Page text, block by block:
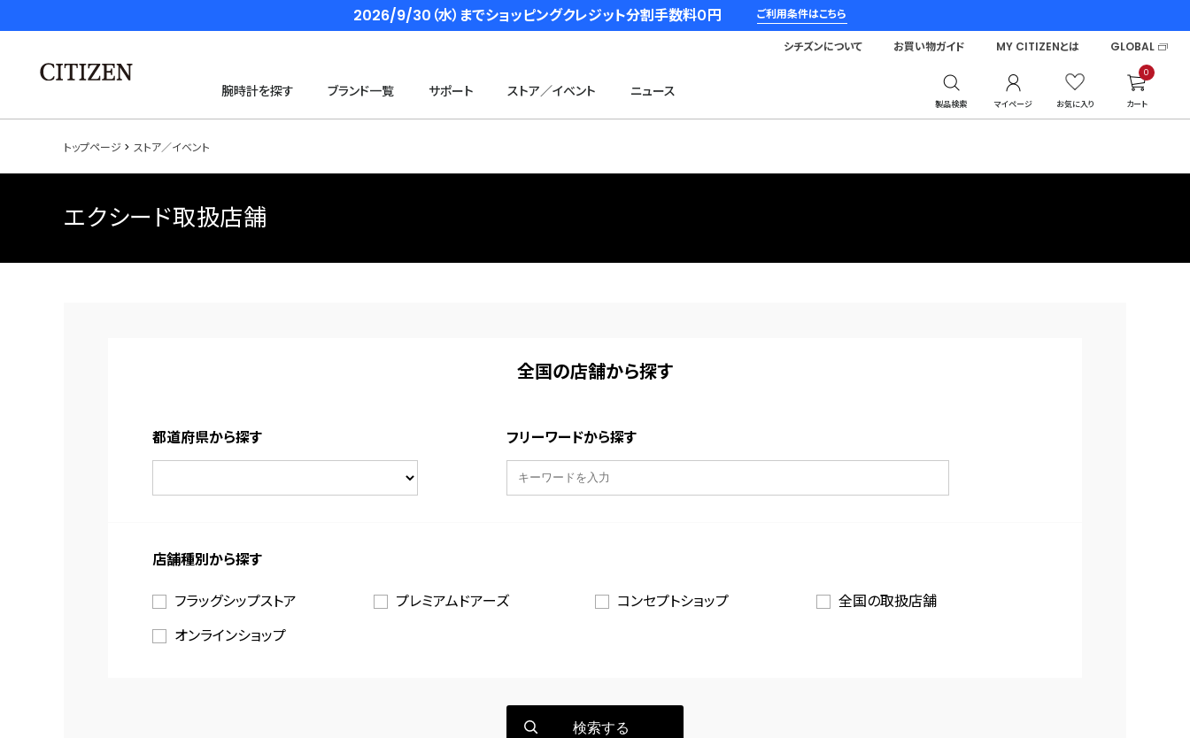
2026/9/30（水）までショッピングクレジット分割手数料０円 ご利用条件はこちら
腕時計を探す ブランド一覧 サポート ストア／イベント ニュース
製品検索 マイページ お気に入り
0
カート
シチズンについて お買い物ガイド MY CITIZENとは GLOBAL
トップページ ストア／イベント
エクシード取扱店舗
全国の店舗から探す
都道府県から探す フリーワードから探す
店舗種別から探す
フラッグシップストア プレミアムドアーズ コンセプトショップ
全国の取扱店舗
オンラインショップ
検索する